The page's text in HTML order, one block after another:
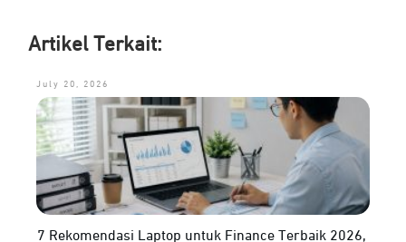
Artikel Terkait:
July 20, 2026
7 Rekomendasi Laptop untuk Finance Terbaik 2026,